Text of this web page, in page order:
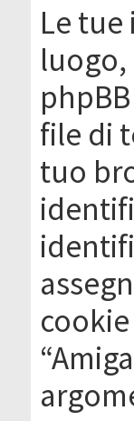
Le
luogo,
file di
tuo